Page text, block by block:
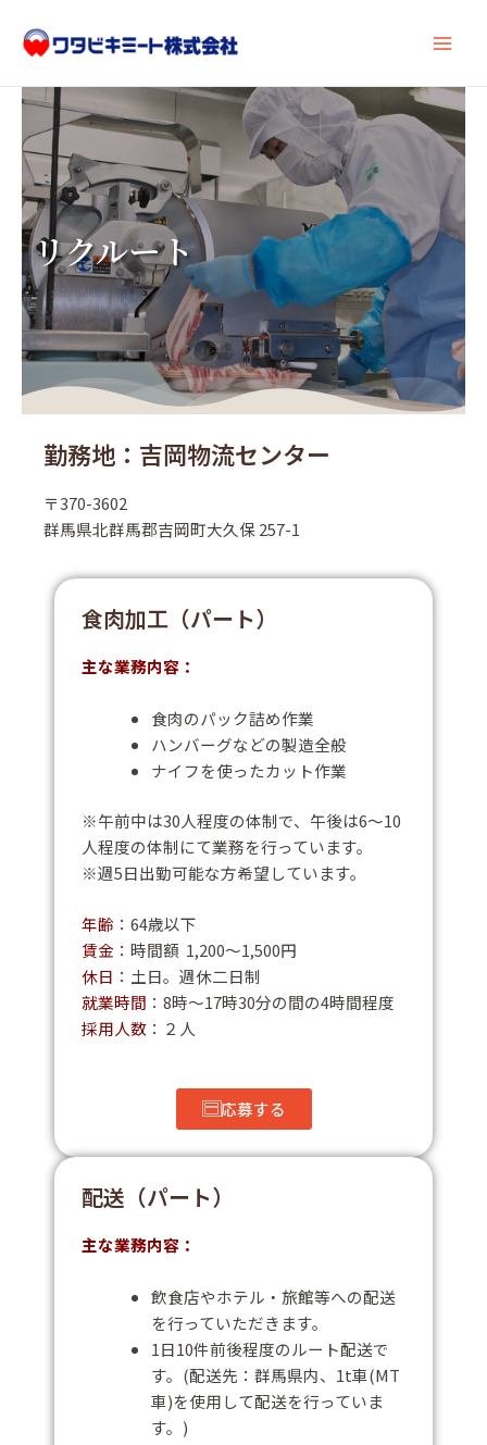
リクルート
勤務地：吉岡物流センター
〒370-3602
群馬県北群馬郡吉岡町大久保 257-1
食肉加工（パート）
主な業務内容：
食肉のパック詰め作業
ハンバーグなどの製造全般
ナイフを使ったカット作業
※午前中は30人程度の体制で、午後は6～10
人程度の体制にて業務を行っています。
※週5日出勤可能な方希望しています。
年齢 ：64歳以下
賃金 ：時間額 1,200～1,500円
休日 ：土日。週休二日制
就業時間 ：8時～17時30分の間の4時間程度
採用人数 ：２人
応募する
配送（パート）
主な業務内容：
飲食店やホテル・旅館等への配送
を行っていただきます。
1日10件前後程度のルート配送で
す。(配送先：群馬県内、1t車(MT
車)を使用して配送を行っていま
す。)